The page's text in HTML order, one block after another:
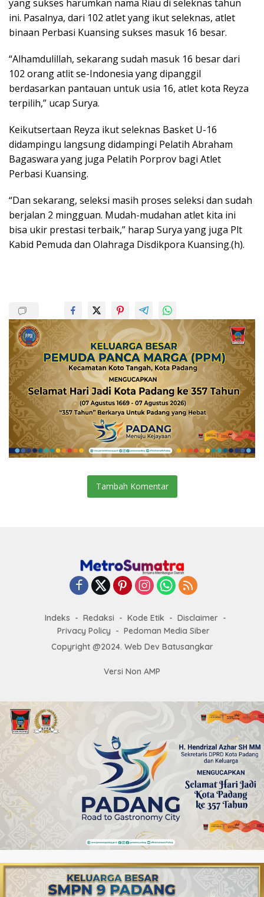
yang sukses harumkan nama Riau di seleknas tahun
ini. Pasalnya, dari 102 atlet yang ikut seleknas, atlet
binaan Perbasi Kuansing sukses masuk 16 besar.
“Alhamdulillah, sekarang sudah masuk 16 besar dari
102 orang atlit se-Indonesia yang dipanggil
berdasarkan pantauan untuk usia 16, atlet kota Reyza
terpilih,” ucap Surya.
Keikutsertaan Reyza ikut seleknas Basket U-16
didampingu langsung didampingi Pelatih Abraham
Bagaswara yang juga Pelatih Porprov bagi Atlet
Perbasi Kuansing.
“Dan sekarang, seleksi masih proses seleksi dan sudah
berjalan 2 mingguan. Mudah-mudahan atlet kita ini
bisa ukir prestasi terbaik,” harap Surya yang juga Plt
Kabid Pemuda dan Olahraga Disdikpora Kuansing.(h).
Tambah Komentar
Indeks Redaksi Kode Etik
Disclaimer
Privacy Policy
Pedoman Media Siber
Copyright @2024. Web Dev Batusangkar
Versi Non AMP